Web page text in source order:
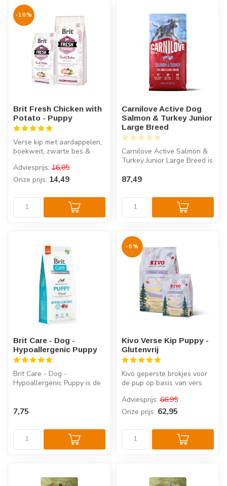
-10%
Brit Fresh Chicken with
Potato - Puppy
Verse kip met aardappelen,
boekweit, zwarte bes &
superpremium f...
Adviesprijs: 16,05
Onze prijs: 14,49
Carnilove Active Dog
Salmon & Turkey Junior
Large Breed
Carnilove Active Salmon &
Turkey Junior Large Breed is
87,49
Brit Care - Dog -
Hypoallergenic Puppy
Brit Care - Dog -
Hypoallergenic Puppy is de
7,75
-6%
Kivo Verse Kip Puppy -
Glutenvrij
Kivo geperste brokjes voor
de pup op basis van vers
groenten...
Adviesprijs: 66,95
Onze prijs: 62,95